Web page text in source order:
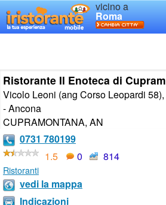
vicino a
Roma
Ristorante Il Enoteca di
Vicolo Leoni (ang Corso Leopardi
- Ancona
CUPRAMONTANA, AN
0731 780199
1.5
0 814
Ristoranti
vedi la mappa
Indicazioni